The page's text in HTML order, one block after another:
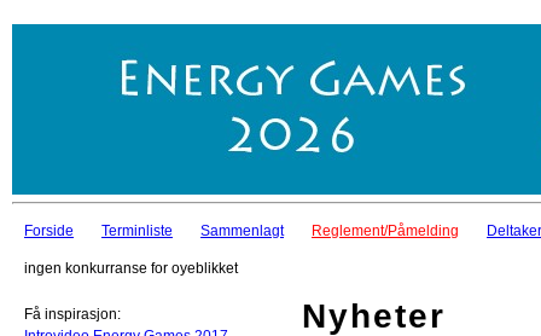
Forside Terminliste Sammenlagt Reglement/Påmelding
ingen konkurranse for oyeblikket
Få inspirasjon:
Nyheter